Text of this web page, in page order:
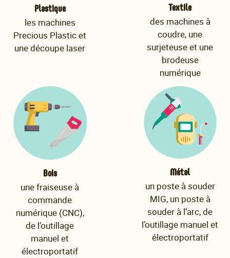
Plastique
les machines
Precious Plastic et
une découpe laser
Textile
des machines à
coudre, une
surjeteuse et une
brodeuse
numérique
Bois
une fraiseuse à
commande
numérique (CNC),
de l’outillage
manuel et
électroportatif
Métal
un poste à souder
MIG, un poste à
souder à l’arc, de
l’outillage manuel et
électroportatif